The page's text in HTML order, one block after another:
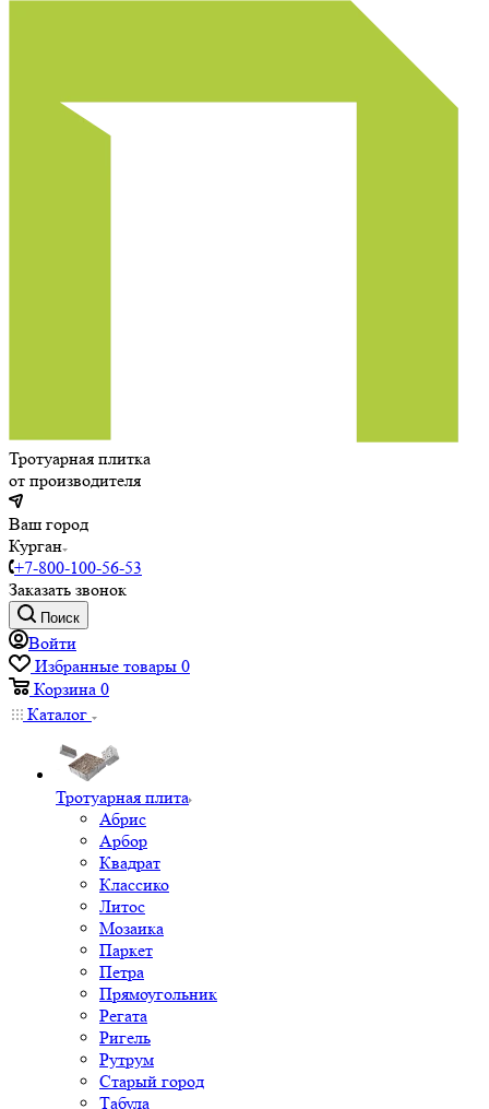
Тротуарная плитка
от производителя
Ваш город
Курган
+7-800-100-56-53
Заказать звонок
Поиск
Войти
Избранные товары 0
Корзина 0
Каталог
Тротуарная плита
Абрис
Арбор
Квадрат
Классико
Литос
Мозаика
Паркет
Петра
Прямоугольник
Регата
Ригель
Рутрум
Старый город
Табула